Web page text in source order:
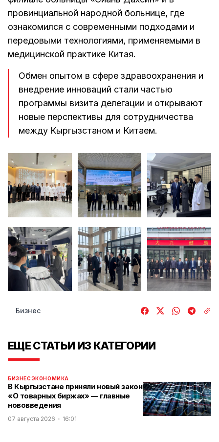
провинциальной народной больнице, где
ознакомился с современными подходами и
передовыми технологиями, применяемыми в
медицинской практике Китая.
Обмен опытом в сфере здравоохранения и
внедрение инноваций стали частью
программы визита делегации и открывают
новые перспективы для сотрудничества
между Кыргызстаном и Китаем.
Бизнес
ЕЩЕ СТАТЬИ ИЗ КАТЕГОРИИ
БИЗНЕСЭКОНОМИКА
В Кыргызстане приняли новый закон
«О товарных биржах» — главные
нововведения
07 августа 2026 16:01